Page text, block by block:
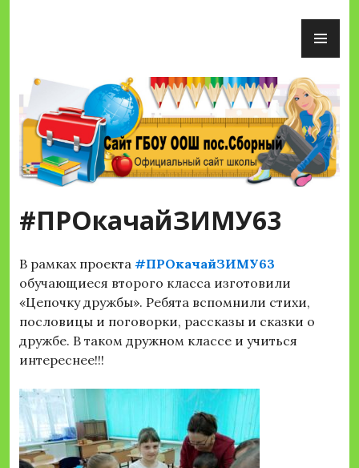
Сайт ГБОУ ООШ пос.Сборный
#ПРОкачайЗИМУ63
В рамках проекта #ПРОкачайЗИМУ63
обучающиеся второго класса изготовили
«Цепочку дружбы». Ребята вспомнили стихи,
пословицы и поговорки, рассказы и сказки о
дружбе. В таком дружном классе и учиться
интереснее!!!